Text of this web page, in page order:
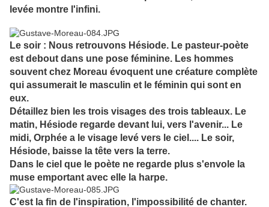
levée montre l'infini.
Le soir : Nous retrouvons Hésiode. Le pasteur-poète
est debout dans une pose féminine. Les hommes
souvent chez Moreau évoquent une créature complète
qui assumerait le masculin et le féminin qui sont en
eux.
Détaillez bien les trois visages des trois tableaux. Le
matin, Hésiode regarde devant lui, vers l'avenir... Le
midi, Orphée a le visage levé vers le ciel.... Le soir,
Hésiode, baisse la tête vers la terre.
Dans le ciel que le poète ne regarde plus s'envole la
muse emportant avec elle la harpe.
C'est la fin de l'inspiration, l'impossibilité de chanter.